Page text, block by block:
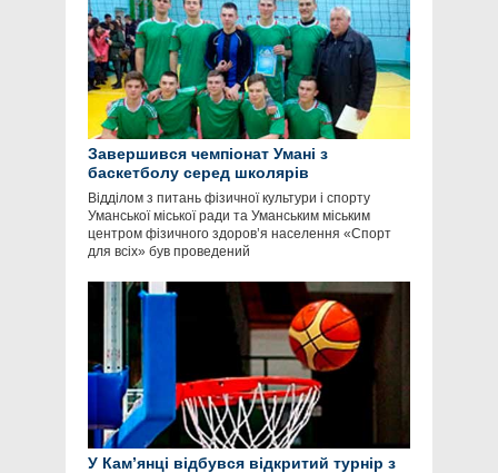
Завершився чемпіонат Умані з
баскетболу серед школярів
Відділом з питань фізичної культури і спорту
Уманської міської ради та Уманським міським
центром фізичного здоров’я населення «Спорт
для всіх» був проведений
У Кам’янці відбувся відкритий турнір з